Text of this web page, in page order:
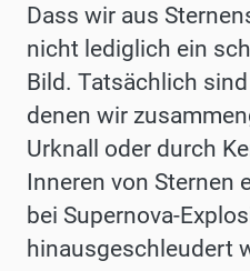
Dass wir aus
nicht lediglich ein
Bild. Tatsächlich
denen wir
Urknall oder durch
Inneren von Sternen
bei Supernova-
hinausgeschleudert